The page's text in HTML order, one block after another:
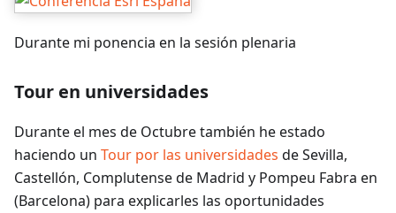
Durante mi ponencia en la sesión plenaria
Tour en universidades
Durante el mes de Octubre también he estado
haciendo un Tour por las universidades de Sevilla,
Castellón, Complutense de Madrid y Pompeu Fabra en
(Barcelona) para explicarles las oportunidades